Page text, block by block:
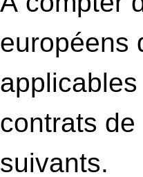
européens
contrats
suivants.